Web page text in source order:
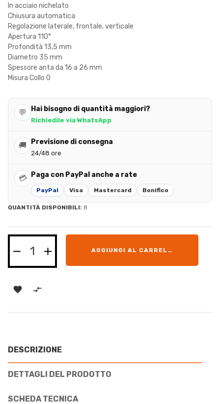
In acciaio nichelato
Chiusura automatica
Regolazione laterale, frontale, verticale
Apertura 110°
Profondità 13,5 mm
Diametro 35 mm
Spessore anta da 16 a 26 mm
Misura Collo 0
💬 Hai bisogno di quantità maggiori?
Richiedile via WhatsApp
🚚 Previsione di consegna
24/48 ore
💳 Paga con PayPal anche a rate
PayPal Visa Mastercard Bonifico
QUANTITÀ DISPONIBILI: 8
AGGIUNGI AL CARRELLO
 
DESCRIZIONE
DETTAGLI DEL PRODOTTO
SCHEDA TECNICA